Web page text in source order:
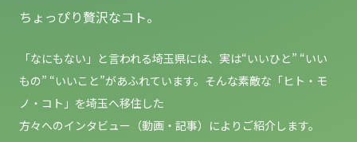
ちょっぴり贅沢なコト。
「なにもない」と言われる埼玉県には、実は“いいひと” “いい
もの” “いいこと”があふれています。そんな素敵な「ヒト・モ
ノ・コト」を埼玉へ移住した
方々へのインタビュー（動画・記事）によりご紹介します。